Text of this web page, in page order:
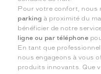
Pour votre confort, nous
parking à proximité du
bénéficier de notre
ligne ou par téléphone
En tant que
nous engageons à vous
produits innovants. Que